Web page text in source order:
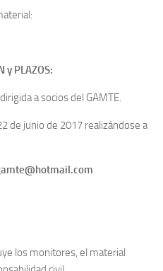
y PLAZOS:
a socios del GAMTE.
de junio de 2017 realizándose a
los monitores, el material